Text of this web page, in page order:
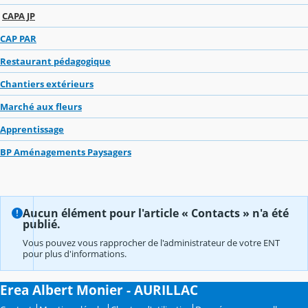
CAPA JP
CAP PAR
Restaurant pédagogique
Chantiers extérieurs
Marché aux fleurs
Apprentissage
BP Aménagements Paysagers
Aucun élément pour l'article « Contacts » n'a été
publié.
Vous pouvez vous rapprocher de l'administrateur de votre ENT
pour plus d'informations.
Erea Albert Monier - AURILLAC